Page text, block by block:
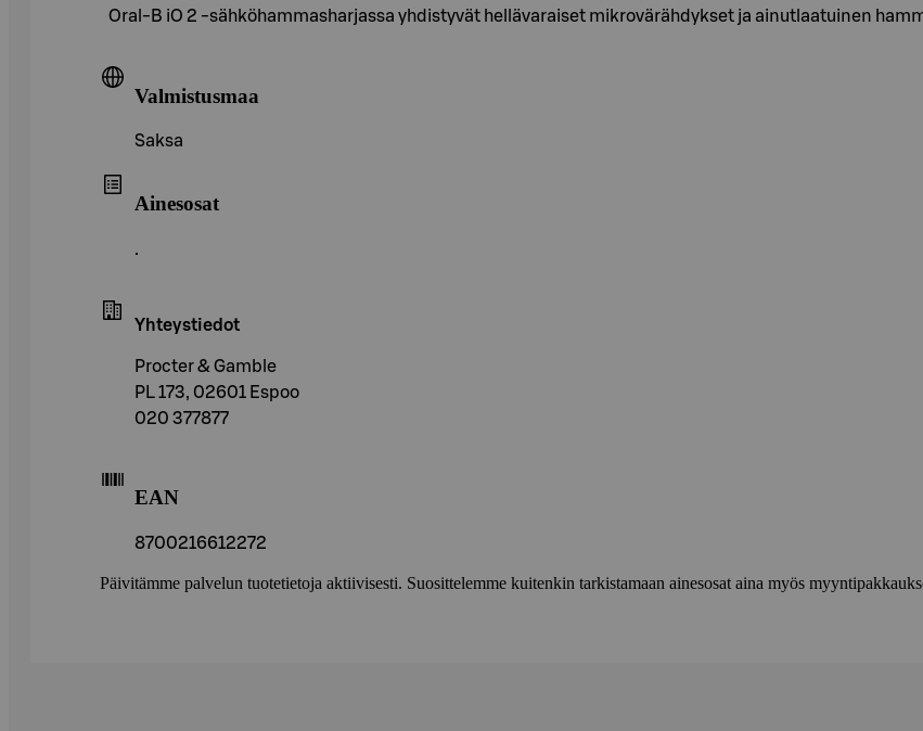
Oral-B iO 2 -sähköhammasharjassa yhdistyvät hellävaraiset mikrovärähdykset ja ainutlaatuinen
Valmistusmaa
Saksa
Ainesosat
.
Yhteystiedot
Procter & Gamble
PL 173, 02601 Espoo
020 377877
EAN
8700216612272
Päivitämme palvelun tuotetietoja aktiivisesti. Suosittelemme kuitenkin tarkistamaan ainesosat aina myös